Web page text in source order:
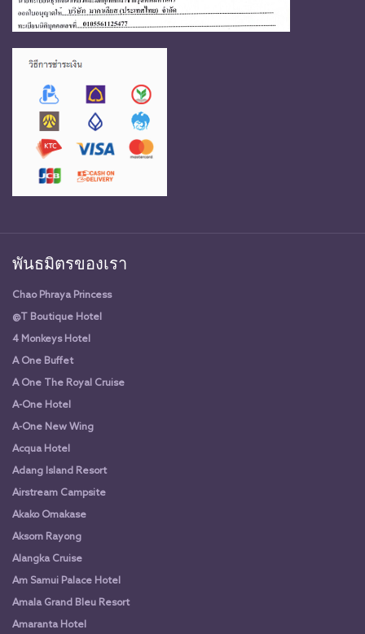
พันธมิตรของเรา
Chao Phraya Princess
@T Boutique Hotel
4 Monkeys Hotel
A One Buffet
A One The Royal Cruise
A-One Hotel
A-One New Wing
Acqua Hotel
Adang Island Resort
Airstream Campsite
Akako Omakase
Aksorn Rayong
Alangka Cruise
Am Samui Palace Hotel
Amala Grand Bleu Resort
Amaranta Hotel